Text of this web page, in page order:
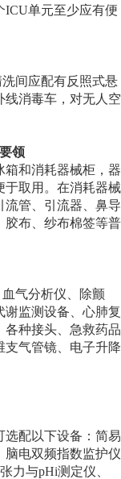
ICU单元至少应有便
间应配有反照式悬
线消毒车，对无人空
箱和消耗器械柜，器
于取用。在消耗器械
流管、引流器、鼻导
胶布、纱布棉签等普
气分析仪、除颤
监测设备、心肺复
各种接头、急救药品
支气管镜、电子升降
选配以下设备：简易
脑电双频指数监护仪
力与pHi测定仪、